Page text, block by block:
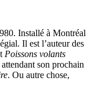
Installé à Montréal
Il est l’auteur des
Poissons volants
son prochain
. Ou autre chose,